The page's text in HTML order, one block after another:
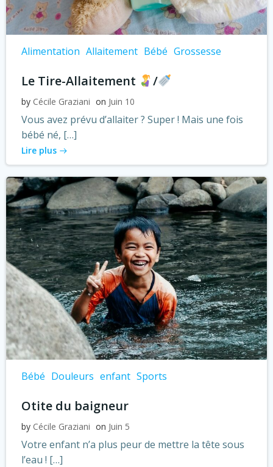
Alimentation Allaitement Bébé Grossesse
Le Tire-Allaitement /
by Cécile Graziani on Juin 10
Vous avez prévu d’allaiter ? Super ! Mais une fois
bébé né, […]
Lire plus
Bébé Douleurs enfant Sports
Otite du baigneur
by Cécile Graziani on Juin 5
Votre enfant n’a plus peur de mettre la tête sous
l’eau ! […]